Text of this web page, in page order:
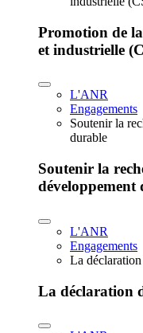
Promotion de
et industrielle
L'ANR
Engagements
Soutenir la
durable
Soutenir la
développement
L'ANR
Engagements
La
La déclaration